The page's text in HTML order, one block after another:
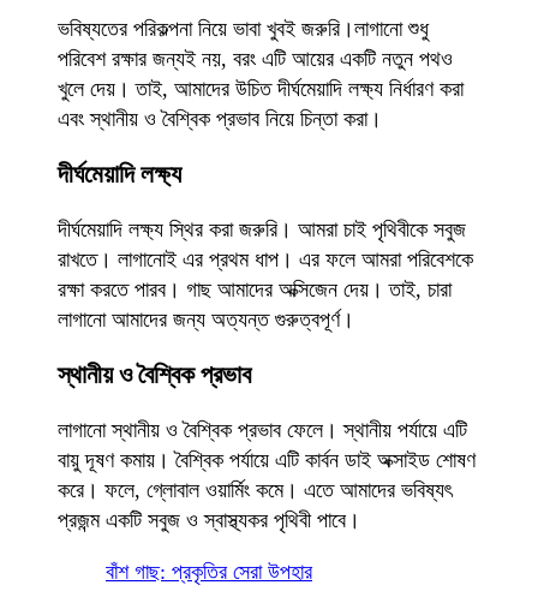
ভবিষ্যতের পরিকল্পনা নিয়ে ভাবা খুবই জরুরি।লাগানো শুধু
পরিবেশ রক্ষার জন্যই নয়, বরং এটি আয়ের একটি নতুন পথও
খুলে দেয়। তাই, আমাদের উচিত দীর্ঘমেয়াদি লক্ষ্য নির্ধারণ করা
এবং স্থানীয় ও বৈশ্বিক প্রভাব নিয়ে চিন্তা করা।
দীর্ঘমেয়াদি লক্ষ্য
দীর্ঘমেয়াদি লক্ষ্য স্থির করা জরুরি। আমরা চাই পৃথিবীকে সবুজ
রাখতে। লাগানোই এর প্রথম ধাপ। এর ফলে আমরা পরিবেশকে
রক্ষা করতে পারব। গাছ আমাদের অক্সিজেন দেয়। তাই, চারা
লাগানো আমাদের জন্য অত্যন্ত গুরুত্বপূর্ণ।
স্থানীয় ও বৈশ্বিক প্রভাব
লাগানো স্থানীয় ও বৈশ্বিক প্রভাব ফেলে। স্থানীয় পর্যায়ে এটি
বায়ু দূষণ কমায়। বৈশ্বিক পর্যায়ে এটি কার্বন ডাই অক্সাইড শোষণ
করে। ফলে, গ্লোবাল ওয়ার্মিং কমে। এতে আমাদের ভবিষ্যৎ
প্রজন্ম একটি সবুজ ও স্বাস্থ্যকর পৃথিবী পাবে।
বাঁশ গাছ: প্রকৃতির সেরা উপহার